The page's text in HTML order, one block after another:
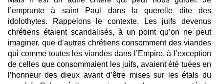
l’emprunte à saint Paul dans la querelle dite des
idolothytes. Rappelons le contexte. Les juifs devenus
chrétiens étaient scandalisés, à un point qu’on ne peut
imaginer, que d’autres chrétiens consomment des viandes
qui comme toutes les viandes dans l’Empire, à l’exception
de celles que consommaient les juifs, avaient été tuées en
l’honneur des dieux avant d’être mises sur les étals du